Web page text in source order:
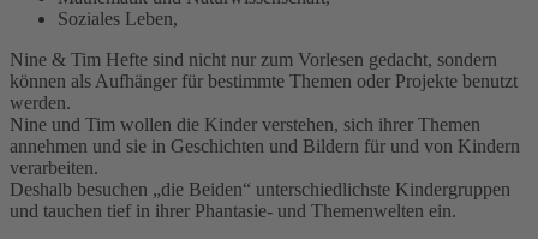
Soziales Leben,
Nine & Tim Hefte sind nicht nur zum Vorlesen gedacht, sondern
können als Aufhänger für bestimmte Themen oder Projekte benutzt
werden.
Nine und Tim wollen die Kinder verstehen, sich ihrer Themen
annehmen und sie in Geschichten und Bildern für und von Kindern
verarbeiten.
Deshalb besuchen „die Beiden“ unterschiedlichste Kindergruppen
und tauchen tief in ihrer Phantasie- und Themenwelten ein.